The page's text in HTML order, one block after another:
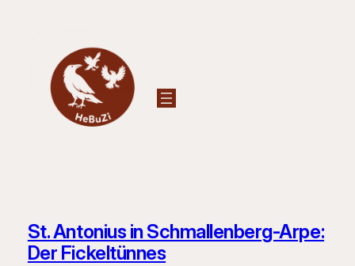
St. Antonius in Schmallenberg-Arpe:
Der Fickeltünnes